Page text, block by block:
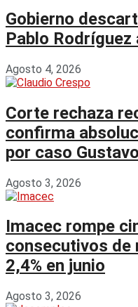
Gobierno
Pablo Rodríguez
Agosto 4, 2026
Corte rechaza
confirma
por caso
Agosto 3, 2026
Imacec rompe
consecutivos de
2,4% en junio
Agosto 3, 2026